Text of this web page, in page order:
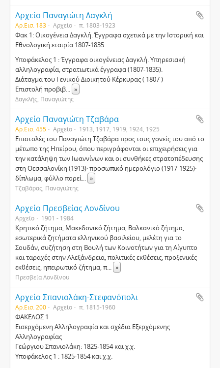
Αρχείο Παναγιώτη Δαγκλή
Αρ.Εισ. 183 Αρχείο π. 1803-1923
Φακ 1: Οικογένεια Δαγκλή. Έγγραφα σχετικά με την Ιστορική και
Εθνολογική εταιρία 1807-1835.
Υποφάκελος 1 : Έγγραφα οικογένειας Δαγκλή. Υπηρεσιακή
αλληλογραφία, στρατιωτικά έγγραφα (1807-1835).
Διάταγμα του Γενικού Διοικητού Κέρκυρας ( 1807 )
Επιστολή προβιβ... »
Δαγκλής, Παναγιώτης
Αρχείο Παναγιώτη Τζαβάρα
Αρ.Εισ. 455 Αρχείο 1913, 1917, 1919, 1924, 1925
Επιστολές του Παναγιώτη Τζαβάρα προς τους γονείς του από το
μέτωπο της Ηπείρου, όπου περιγράφονται οι επιχειρήσεις για
την κατάληψη των Ιωαννίνων και οι συνθήκες στρατοπέδευσης
στη Θεσσαλονίκη (1913)· προσωπικό ημερολόγιο (1917-1925)·
δίπλωμα, φύλλο πορεί... »
Τζαβάρας, Παναγιώτης
Αρχείο Πρεσβείας Λονδίνου
Αρχείο 1901 - 1984
Κρητικό ζήτημα, Μακεδονικό ζήτημα, Βαλκανικό ζήτημα,
εσωτερικά ζητήματα ελληνικού βασιλείου, μελέτη για το
Σουδάν, συζήτηση στη Βουλή των Κοινοτήτων για τη Αίγυπτο
και ταραχές στην Αλεξάνδρεια, πολιτικές εκθέσεις, προξενικές
εκθέσεις, ηπειρωτικό ζήτημα, π... »
Πρεσβεία Λονδίνου
Αρχείο Σπανιολάκη-Στεφανόπολι
Αρ.Εισ. 200 Αρχείο π. 1815-1960
ΦΑΚΕΛΟΣ 1
Εισερχόμενη Αλληλογραφία και σχέδια Εξερχόμενης
Αλληλογραφίας
Γεώργιου Σπανιολάκη: 1825-1854 και χ.χ.
Υποφάκελος 1 : 1825-1854 και χ.χ.